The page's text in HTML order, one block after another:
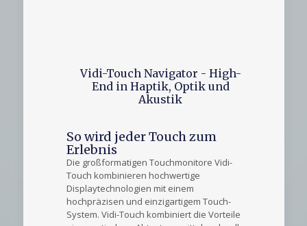
Vidi-Touch Navigator - High-
End in Haptik, Optik und
Akustik
So wird jeder Touch zum
Erlebnis
Die großformatigen Touchmonitore Vidi-
Touch kombinieren hochwertige
Displaytechnologien mit einem
hochpräzisen und einzigartigem Touch-
System. Vidi-Touch kombiniert die Vorteile